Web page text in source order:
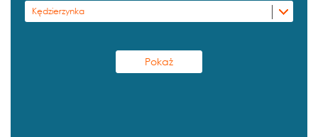
Kędzierzynka